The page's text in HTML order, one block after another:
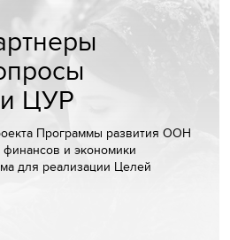
ЦУР
Программы развития ООН
и экономики
для реализации Целей